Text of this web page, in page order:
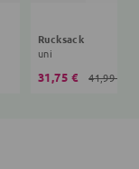
Rucksack
uni
31,75 € 41,99 €